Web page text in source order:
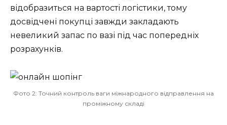
відобразиться на вартості логістики, тому
досвідчені покупці завжди закладають
невеликий запас по вазі під час попередніх
розрахунків.
Фото 2: Точний контроль ваги міжнародного відправлення на
проміжному складі